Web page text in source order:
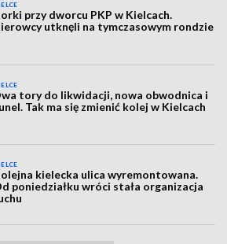
przy dworcu PKP w Kielcach.
utknęli na tymczasowym rondzie
tory do likwidacji, nowa obwodnica i
Tak ma się zmienić kolej w Kielcach
kielecka ulica wyremontowana.
poniedziałku wróci stała organizacja